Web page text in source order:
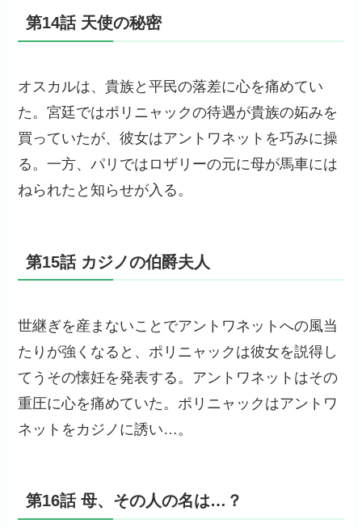
第14話 天使の秘密
オスカルは、貴族と平民の落差に心を痛めてい
た。宮廷ではポリニャックの待遇が貴族の妬みを
買っていたが、彼女はアントワネットを巧みに操
る。一方、パリではロザリーの元に母が馬車には
ねられたと知らせが入る。
第15話 カジノの伯爵夫人
世継ぎを産まないことでアントワネットへの風当
たりが強くなると、ポリニャックは彼女を説得し
てうその懐妊を発表する。アントワネットはその
重圧に心を痛めていた。ポリニャックはアントワ
ネットをカジノに誘い…。
第16話 母、その人の名は…？